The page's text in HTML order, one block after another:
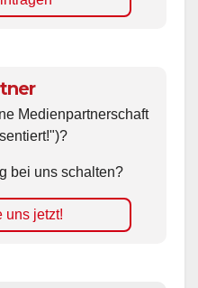
Medienpartnerschaft
bei uns schalten?
uns jetzt!